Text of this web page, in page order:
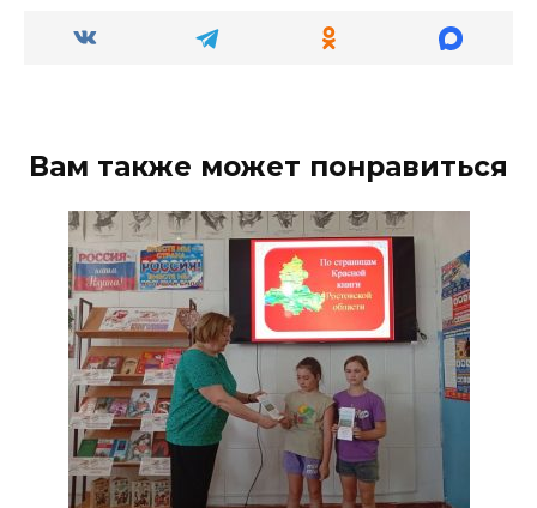
Вам также может понравиться